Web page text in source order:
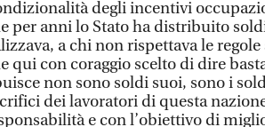
degli incentivi
per anni lo Stato ha distribuito
a chi non rispettava le
qui con coraggio scelto di dire
non sono soldi suoi, sono i
dei lavoratori di questa
e con l’obiettivo di